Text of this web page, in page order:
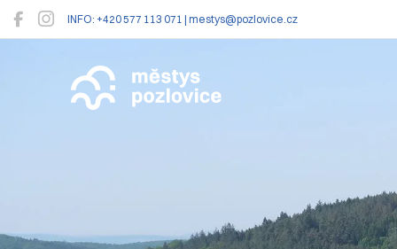
INFO: +420 577 113 071 | mestys@pozlovice.cz
Pozlovice